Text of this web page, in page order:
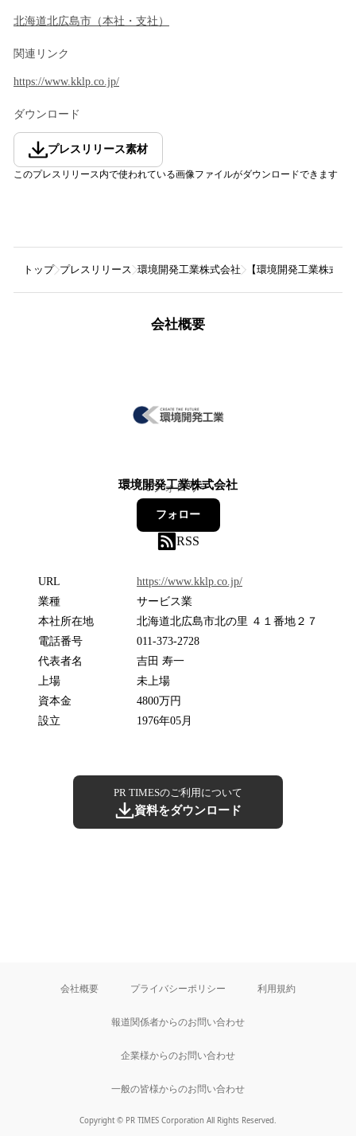
北海道北広島市 （本社・支社 ）
関連リンク
https://www.kklp.co.jp/
ダウンロード
プレスリリース素材
このプレスリリース内で使われている画像ファイルがダウンロードできます
トップ プレスリリース 環境開発工業株式会社 【環境開発工業株式
会社概要
環境開発工業株式会社
0フォロワー
フォロー
RSS
URL
https://www.kklp.co.jp/
業種
サービス業
本社所在地
北海道北広島市北の里 ４１番地２７
電話番号
011-373-2728
代表者名
吉田 寿一
上場
未上場
資本金
4800万円
設立
1976年05月
PR TIMESのご利用について
資料をダウンロード
会社概要 プライバシーポリシー 利用規約
報道関係者からのお問い合わせ
企業様からのお問い合わせ
一般の皆様からのお問い合わせ
Copyright © PR TIMES Corporation All Rights Reserved.